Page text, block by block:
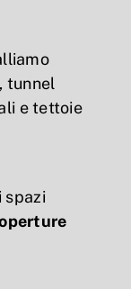
tunnel
e tettoie
spazi